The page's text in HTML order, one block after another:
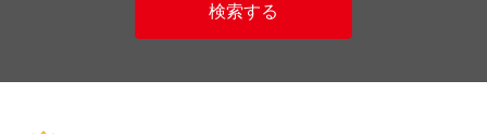
検索する